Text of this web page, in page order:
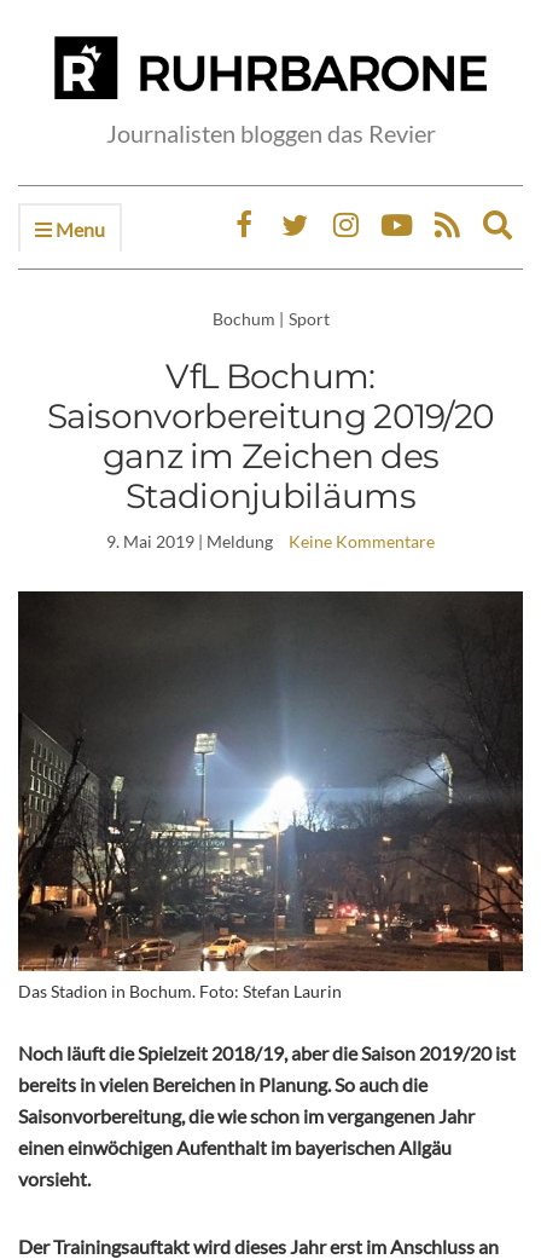
Journalisten bloggen das Revier
Menu
Bochum | Sport
VfL Bochum:
Saisonvorbereitung 2019/20
ganz im Zeichen des
Stadionjubiläums
9. Mai 2019 | Meldung Keine Kommentare
Das Stadion in Bochum. Foto: Stefan Laurin
Noch läuft die Spielzeit 2018/19, aber die Saison 2019/20 ist
bereits in vielen Bereichen in Planung. So auch die
Saisonvorbereitung, die wie schon im vergangenen Jahr
einen einwöchigen Aufenthalt im bayerischen Allgäu
vorsieht.
Der Trainingsauftakt wird dieses Jahr erst im Anschluss an